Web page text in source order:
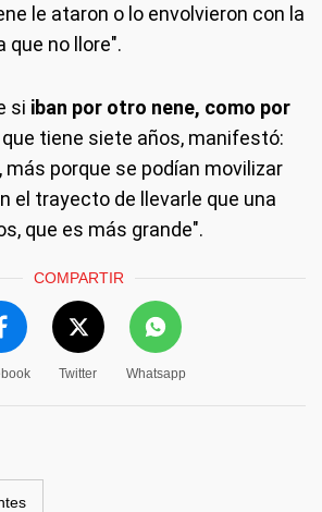
le ataron o lo envolvieron con la
que no llore".
si iban por otro nene, como por
que tiene siete años, manifestó:
más porque se podían movilizar
el trayecto de llevarle que una
que es más grande".
COMPARTIR
Twitter Whatsapp